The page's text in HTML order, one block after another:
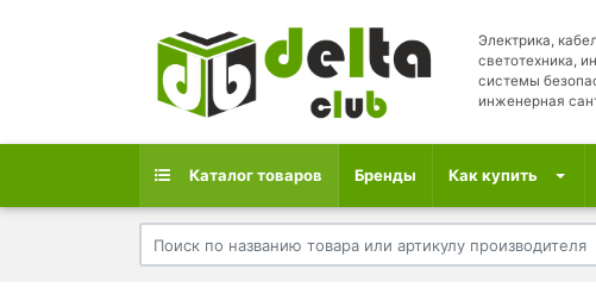
Электрика,
светотехника,
системы
инженерная
Каталог товаров Бренды Как купить